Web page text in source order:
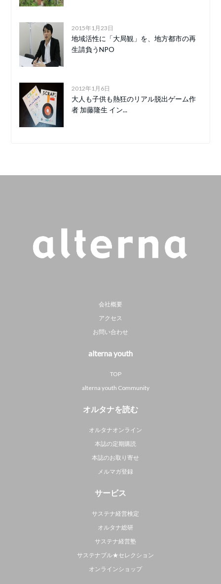
2015年1月23日
地域活性に「大局観」を、地方都市の再
生請負うNPO
2012年1月6日
大人も子供も熱狂のリアル脱出ゲーム作
者 加藤隆生 イン...
会社概要
アクセス
お問い合わせ
alterna youth
TOP
alterna youth Community
オルタナを読む
オルタナオンライン
本誌の定期購読
本誌のお取り寄せ
メルマガ登録
サービス
サステナ経営検定
オルタナ総研
サステナ経営塾
サステナブル★セレクション
オンラインショップ